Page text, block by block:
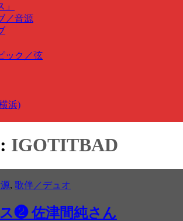
／音源
ック／弦
浜)
IGOTITBAD
, 歌伴／デュオ
❷ 佐津間純さん